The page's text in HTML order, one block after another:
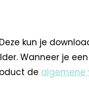
kun je
Wanneer je
de algemene